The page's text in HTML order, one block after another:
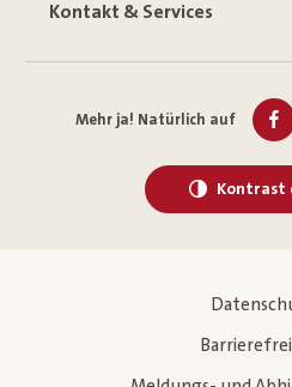
Kontakt & Services
Mehr ja! Natürlich auf
Kontrast